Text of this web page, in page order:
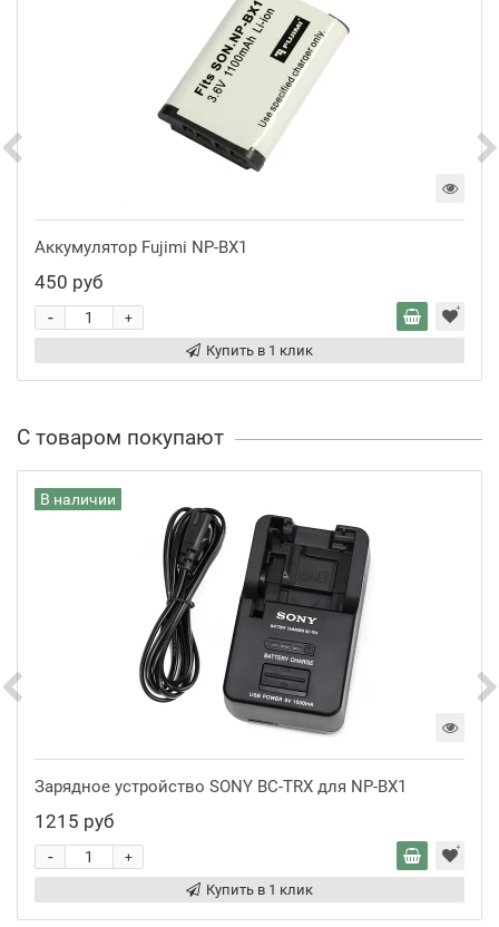
Аккумулятор Fujimi NP-BX1
450 руб
+
-
Купить в 1 клик
С товаром покупают
В наличии
Зарядное устройство SONY BC-TRX для NP-BX1
1215 руб
+
-
Купить в 1 клик